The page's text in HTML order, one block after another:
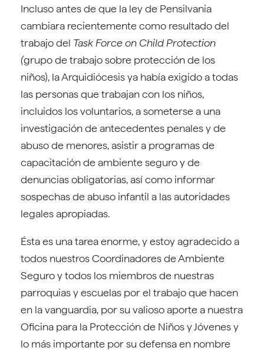
Incluso antes de que la ley de Pensilvania
cambiara recientemente como resultado del
trabajo del Task Force on Child Protection
(grupo de trabajo sobre protección de los
niños), la Arquidiócesis ya había exigido a todas
las personas que trabajan con los niños,
incluidos los voluntarios, a someterse a una
investigación de antecedentes penales y de
abuso de menores, asistir a programas de
capacitación de ambiente seguro y de
denuncias obligatorias, así como informar
sospechas de abuso infantil a las autoridades
legales apropiadas.
Ésta es una tarea enorme, y estoy agradecido a
todos nuestros Coordinadores de Ambiente
Seguro y todos los miembros de nuestras
parroquias y escuelas por el trabajo que hacen
en la vanguardia, por su valioso aporte a nuestra
Oficina para la Protección de Niños y Jóvenes y
lo más importante por su defensa en nombre